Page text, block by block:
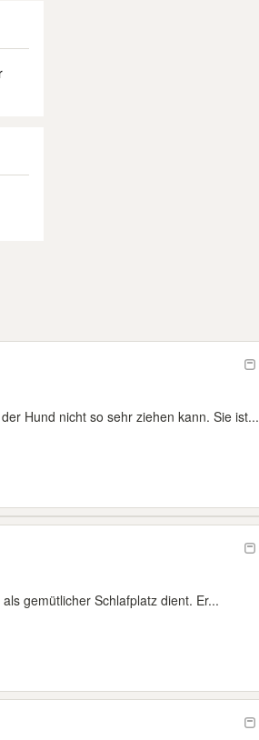
Hund nicht so sehr ziehen kann. Sie ist...
gemütlicher Schlafplatz dient. Er...